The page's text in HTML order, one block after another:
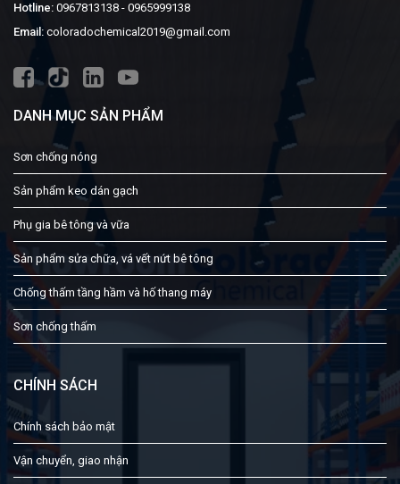
Hotline: 0967813138 - 0965999138
Email: coloradochemical2019@gmail.com
DANH MỤC SẢN PHẨM
Sơn chống nóng
Sản phẩm keo dán gạch
Phụ gia bê tông và vữa
Sản phẩm sửa chữa, vá vết nứt bê tông
Chống thấm tầng hầm và hố thang máy
Sơn chống thấm
CHÍNH SÁCH
Chính sách bảo mật
Vận chuyển, giao nhận